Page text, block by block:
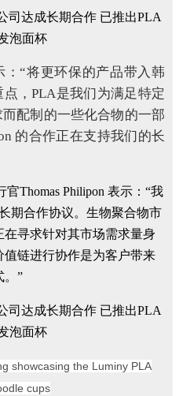
：“将更环保的产品带入韩
，PLA是我们为满足特定
配制的一些化合物的一部
的合作正在支持我们的长
官Thomas Philipon 表示：“我
期合作协议。生物聚合物市
寻求针对其市场需求量身
链进行协作是为客户带来
。”
showcasing the Luminy PLA
cups